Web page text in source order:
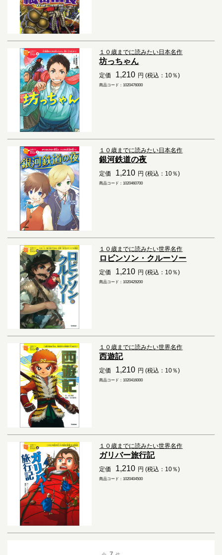
１０歳までに読みたい日本名作
坊っちゃん
定価 1,210 円 (税込：10％)
商品コード：1020476000
１０歳までに読みたい日本名作
銀河鉄道の夜
定価 1,210 円 (税込：10％)
商品コード：1020460700
１０歳までに読みたい世界名作
ロビンソン・クルーソー
定価 1,210 円 (税込：10％)
商品コード：1020429200
１０歳までに読みたい世界名作
西遊記
定価 1,210 円 (税込：10％)
商品コード：1020416000
１０歳までに読みたい世界名作
ガリバー旅行記
定価 1,210 円 (税込：10％)
商品コード：1020404500